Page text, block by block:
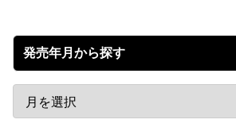
発売年月から探す